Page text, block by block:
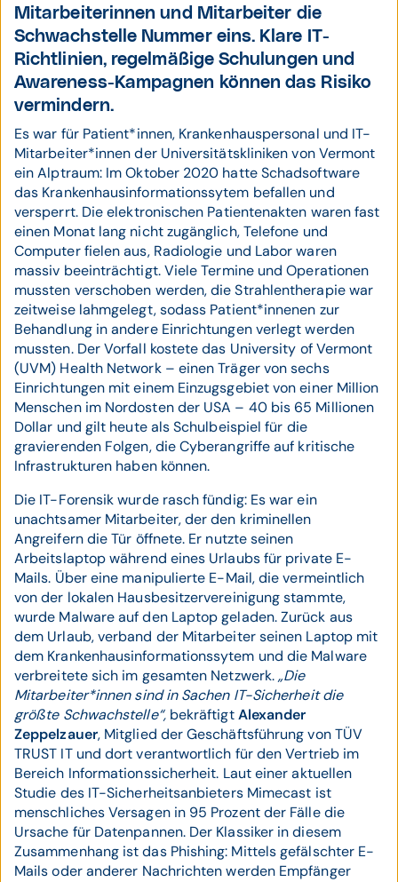
Mitarbeiterinnen und Mitarbeiter die
Schwachstelle Nummer eins. Klare IT-
Richtlinien, regelmäßige Schulungen und
Awareness-Kampagnen können das Risiko
vermindern.
Es war für Patient*innen, Krankenhauspersonal und IT-
Mitarbeiter*innen der Universitätskliniken von Vermont
ein Alptraum: Im Oktober 2020 hatte Schadsoftware
das Krankenhausinformationssytem befallen und
versperrt. Die elektronischen Patientenakten waren fast
einen Monat lang nicht zugänglich, Telefone und
Computer fielen aus, Radiologie und Labor waren
massiv beeinträchtigt. Viele Termine und Operationen
mussten verschoben werden, die Strahlentherapie war
zeitweise lahmgelegt, sodass Patient*innenen zur
Behandlung in andere Einrichtungen verlegt werden
mussten. Der Vorfall kostete das University of Vermont
(UVM) Health Network – einen Träger von sechs
Einrichtungen mit einem Einzugsgebiet von einer Million
Menschen im Nordosten der USA – 40 bis 65 Millionen
Dollar und gilt heute als Schulbeispiel für die
gravierenden Folgen, die Cyberangriffe auf kritische
Infrastrukturen haben können.
Die IT-Forensik wurde rasch fündig: Es war ein
unachtsamer Mitarbeiter, der den kriminellen
Angreifern die Tür öffnete. Er nutzte seinen
Arbeitslaptop während eines Urlaubs für private E-
Mails. Über eine manipulierte E-Mail, die vermeintlich
von der lokalen Hausbesitzervereinigung stammte,
wurde Malware auf den Laptop geladen. Zurück aus
dem Urlaub, verband der Mitarbeiter seinen Laptop mit
dem Krankenhausinformationssytem und die Malware
verbreitete sich im gesamten Netzwerk.„Die
Mitarbeiter*innen sind in Sachen IT-Sicherheit die
größte Schwachstelle“, bekräftigtAlexander
Zeppelzauer, Mitglied der Geschäftsführung von TÜV
TRUST IT und dort verantwortlich für den Vertrieb im
Bereich Informationssicherheit. Laut einer aktuellen
Studie des IT-Sicherheitsanbieters Mimecast ist
menschliches Versagen in 95 Prozent der Fälle die
Ursache für Datenpannen. Der Klassiker in diesem
Zusammenhang ist das Phishing: Mittels gefälschter E-
Mails oder anderer Nachrichten werden Empfänger